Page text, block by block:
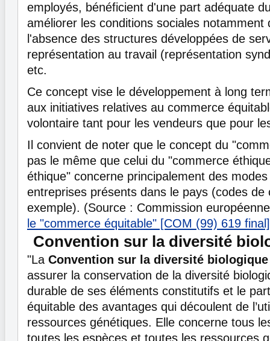
employés, bénéficient d'une part adéquate
améliorer les conditions sociales notamment
l'absence des structures développées de
représentation au travail (représentation
etc.
Ce concept vise le développement à long
aux initiatives relatives au commerce
volontaire tant pour les vendeurs que pour
Il convient de noter que le concept du
pas le même que celui du "commerce
éthique" concerne principalement des
entreprises présents dans le pays (codes de
exemple). (Source : Commission
le "commerce équitable" [COM (99) 619
Convention sur la diversité
"La Convention sur la diversité biologique
assurer la conservation de la diversité
durable de ses éléments constitutifs et le
équitable des avantages qui découlent de
ressources génétiques. Elle concerne tous
toutes les espèces et toutes les ressources